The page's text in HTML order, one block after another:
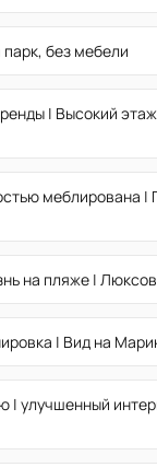
без мебели
| Высокий
меблирована |
на пляже |
| Вид на
| улучшенный